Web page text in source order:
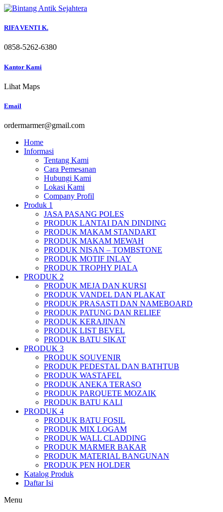
Skip
content
RIFA VENTI K.
0858-5262-6380
Kantor Kami
Lihat Maps
Email
ordermarmer@gmail.com
Home
Informasi
Tentang Kami
Cara Pemesanan
Hubungi Kami
Lokasi Kami
Company Profil
Produk 1
JASA PASANG POLES
PRODUK LANTAI DAN DINDING
PRODUK MAKAM STANDART
PRODUK MAKAM MEWAH
PRODUK NISAN – TOMBSTONE
PRODUK MOTIF INLAY
PRODUK TROPHY PIALA
PRODUK 2
PRODUK MEJA DAN KURSI
PRODUK VANDEL DAN PLAKAT
PRODUK PRASASTI DAN NAMEBOARD
PRODUK PATUNG DAN RELIEF
PRODUK KERAJINAN
PRODUK LIST BEVEL
PRODUK BATU SIKAT
PRODUK 3
PRODUK SOUVENIR
PRODUK PEDESTAL DAN BATHTUB
PRODUK WASTAFEL
PRODUK ANEKA TERASO
PRODUK PARQUETE MOZAIK
PRODUK BATU KALI
PRODUK 4
PRODUK BATU FOSIL
PRODUK MIX LOGAM
PRODUK WALL CLADDING
PRODUK MARMER BAKAR
PRODUK MATERIAL BANGUNAN
PRODUK PEN HOLDER
Katalog Produk
Daftar Isi
Menu